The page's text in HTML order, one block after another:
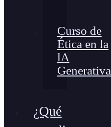
Curso de
Ética en la
lA
Generativa
¿Qué